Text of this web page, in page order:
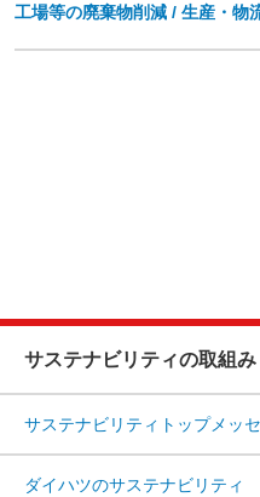
工場等の廃棄物削減 / 生産・物
サステナビリティの取組み
サステナビリティトップメッ
ダイハツのサステナビリティ